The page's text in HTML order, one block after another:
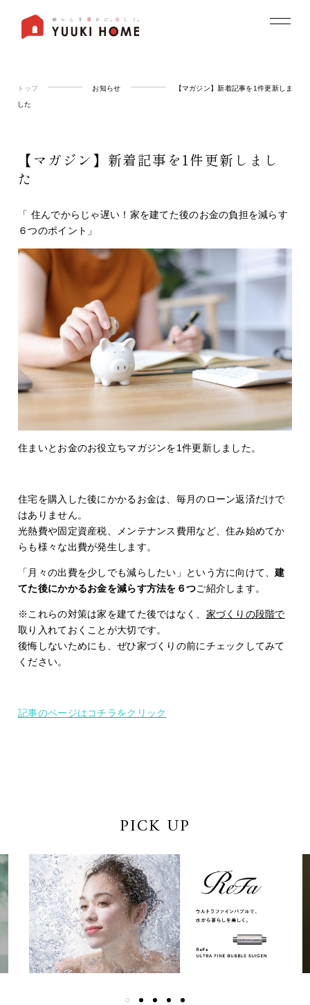
トップ お知らせ 【マガジン】新着記事を1件更新しま
した
【マガジン】新着記事を1件更新しまし
た
「 住んでからじゃ遅い！家を建てた後のお金の負担を減らす
６つのポイント」
住まいとお金のお役立ちマガジンを1件更新しました。
住宅を購入した後にかかるお金は、毎月のローン返済だけで
はありません。
光熱費や固定資産税、メンテナンス費用など、住み始めてか
らも様々な出費が発生します。
「月々の出費を少しでも減らしたい」という方に向けて、建
てた後にかかるお金を減らす方法を６つご紹介します。
※これらの対策は家を建てた後ではなく、 家づくりの段階で
取り入れておくことが大切です。
後悔しないためにも、ぜひ家づくりの前にチェックしてみて
ください。
記事のページはコチラをクリック
PICK UP